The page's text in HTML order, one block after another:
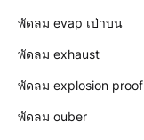
พัดลม evap เป่าบน
พัดลม exhaust
พัดลม explosion proof
พัดลม ouber